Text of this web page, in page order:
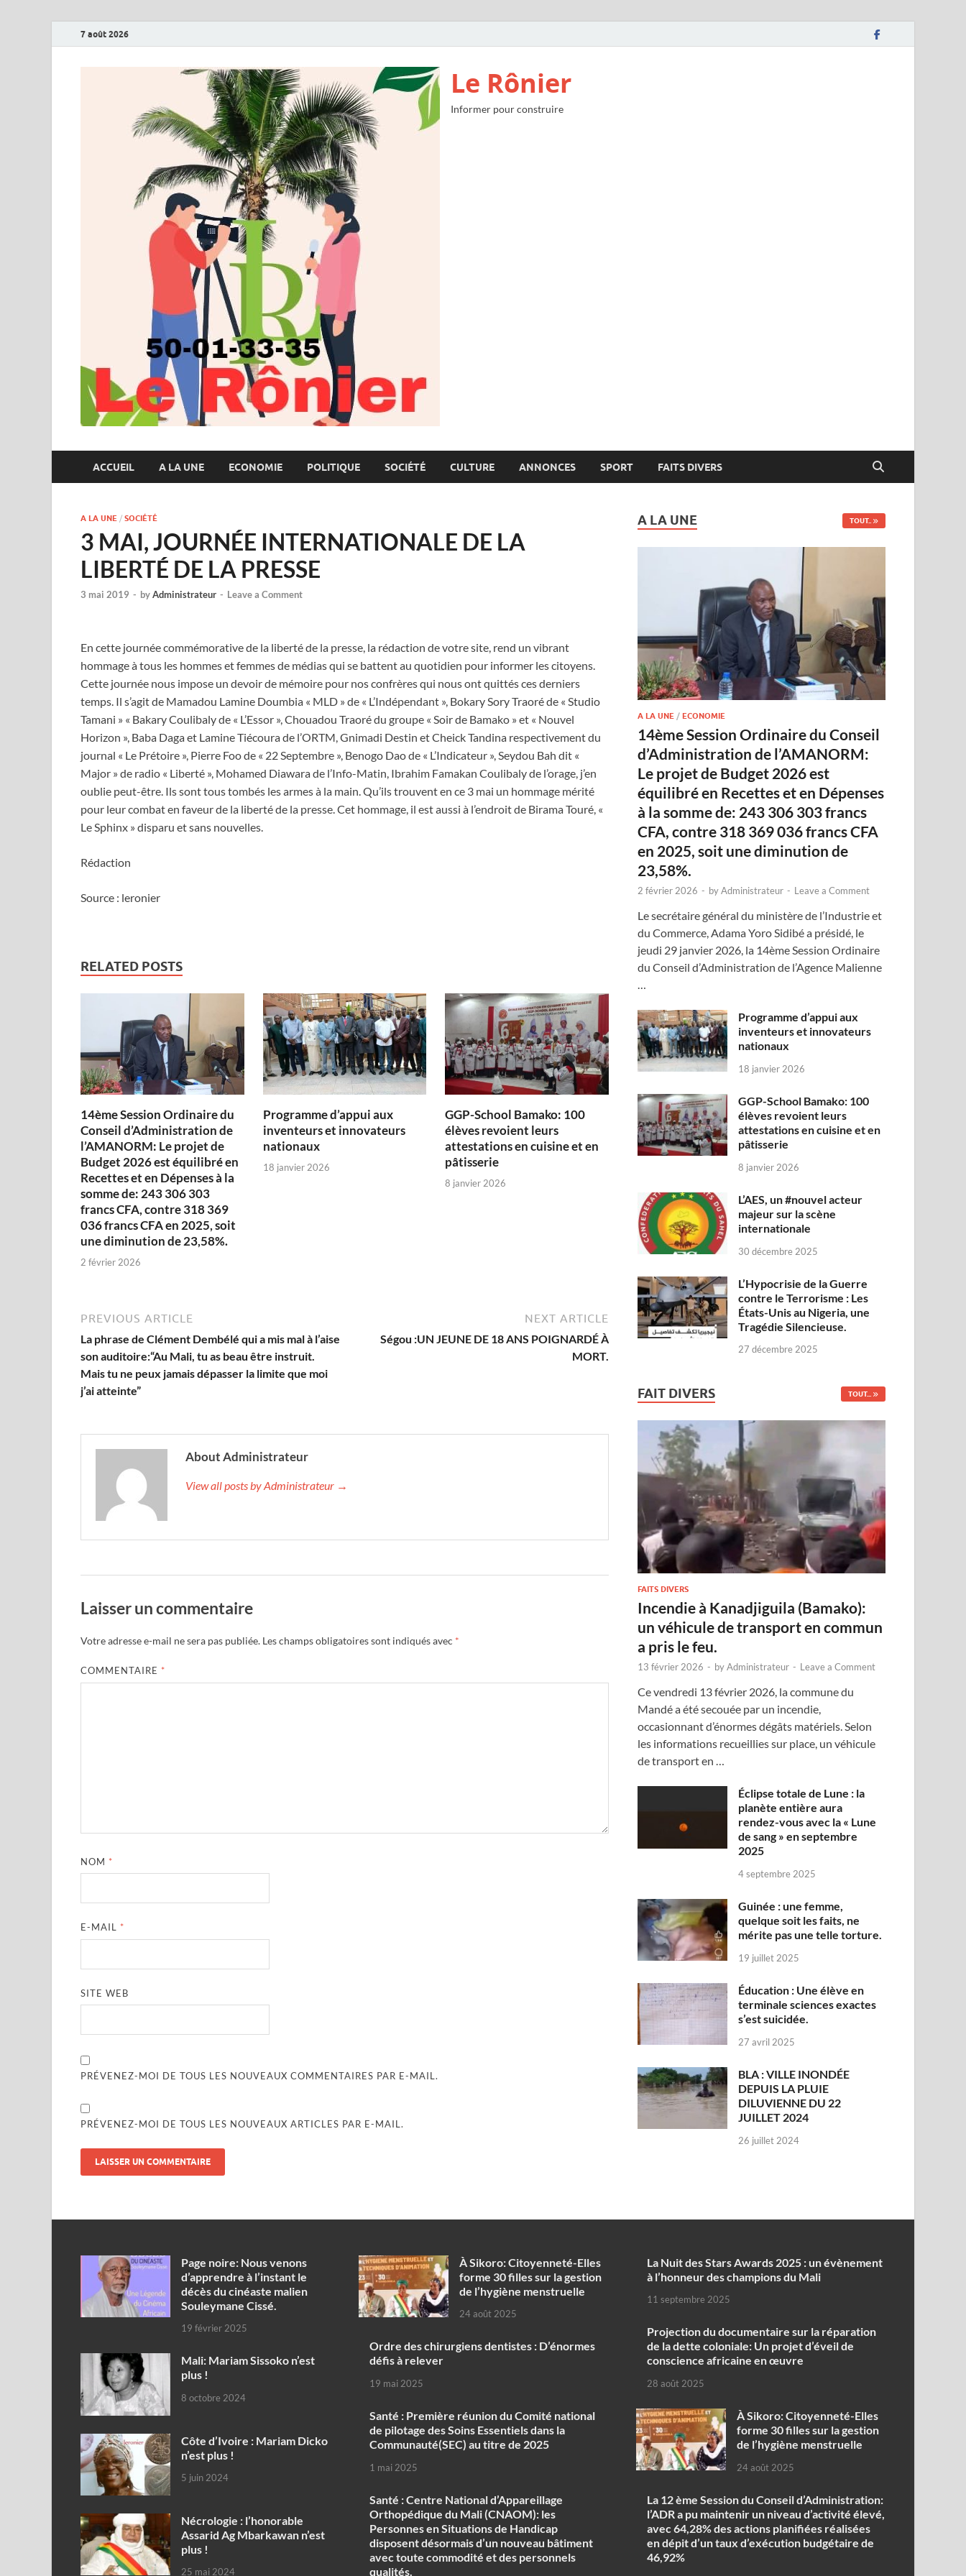
7 août 2026
Le Rônier
Informer pour construire
ACCUEIL A LA UNE ECONOMIE POLITIQUE SOCIÉTÉ CULTURE ANNONCES SPORT FAITS DIVERS
A LA UNE / SOCIÉTÉ
3 MAI, JOURNÉE INTERNATIONALE DE LA
LIBERTÉ DE LA PRESSE
3 mai 2019 - byAdministrateur - Leave a Comment
En cette journée commémorative de la liberté de la presse, la rédaction de votre site, rend un vibrant
hommage à tous les hommes et femmes de médias qui se battent au quotidien pour informer les citoyens.
Cette journée nous impose un devoir de mémoire pour nos confrères qui nous ont quittés ces derniers
temps. Il s’agit de Mamadou Lamine Doumbia « MLD » de « L’Indépendant », Bokary Sory Traoré de « Studio
Tamani » « Bakary Coulibaly de « L’Essor », Chouadou Traoré du groupe « Soir de Bamako » et « Nouvel
Horizon », Baba Daga et Lamine Tiécoura de l’ORTM, Gnimadi Destin et Cheick Tandina respectivement du
journal « Le Prétoire », Pierre Foo de « 22 Septembre », Benogo Dao de « L’Indicateur », Seydou Bah dit «
Major » de radio « Liberté », Mohamed Diawara de l’Info-Matin, Ibrahim Famakan Coulibaly de l’orage, j’en
oublie peut-être. Ils sont tous tombés les armes à la main. Qu’ils trouvent en ce 3 mai un hommage mérité
pour leur combat en faveur de la liberté de la presse. Cet hommage, il est aussi à l’endroit de Birama Touré, «
Le Sphinx » disparu et sans nouvelles.
Rédaction
Source : leronier
RELATED POSTS
14ème Session Ordinaire du
Conseil d’Administration de
l’AMANORM: Le projet de
Budget 2026 est équilibré en
Recettes et en Dépenses à la
somme de: 243 306 303
francs CFA, contre 318 369
036 francs CFA en 2025, soit
une diminution de 23,58%.
2 février 2026
Programme d’appui aux
inventeurs et innovateurs
nationaux
18 janvier 2026
GGP-School Bamako: 100
élèves revoient leurs
attestations en cuisine et en
pâtisserie
8 janvier 2026
PREVIOUS ARTICLE
La phrase de Clément Dembélé qui a mis mal à l’aise
son auditoire:“Au Mali, tu as beau être instruit.
Mais tu ne peux jamais dépasser la limite que moi
j’ai atteinte”
NEXT ARTICLE
Ségou :UN JEUNE DE 18 ANS POIGNARDÉ À
MORT.
About Administrateur
View all posts by Administrateur →
Laisser un commentaire
Votre adresse e-mail ne sera pas publiée. Les champs obligatoires sont indiqués avec *
COMMENTAIRE *
NOM *
E-MAIL *
SITE WEB
PRÉVENEZ-MOI DE TOUS LES NOUVEAUX COMMENTAIRES PAR E-MAIL.
PRÉVENEZ-MOI DE TOUS LES NOUVEAUX ARTICLES PAR E-MAIL.
A LA UNE TOUT..
A LA UNE /ECONOMIE
14ème Session Ordinaire du Conseil
d’Administration de l’AMANORM:
Le projet de Budget 2026 est
équilibré en Recettes et en Dépenses
à la somme de: 243 306 303 francs
CFA, contre 318 369 036 francs CFA
en 2025, soit une diminution de
23,58%.
2 février 2026 - byAdministrateur - Leave a Comment
Le secrétaire général du ministère de l’Industrie et
du Commerce, Adama Yoro Sidibé a présidé, le
jeudi 29 janvier 2026, la 14ème Session Ordinaire
du Conseil d’Administration de l’Agence Malienne
…
Programme d’appui aux
inventeurs et innovateurs
nationaux
18 janvier 2026
GGP-School Bamako: 100
élèves revoient leurs
attestations en cuisine et en
pâtisserie
8 janvier 2026
L’AES, un #nouvel acteur
majeur sur la scène
internationale
30 décembre 2025
L’Hypocrisie de la Guerre
contre le Terrorisme : Les
États-Unis au Nigeria, une
Tragédie Silencieuse.
27 décembre 2025
FAIT DIVERS TOUT...
FAITS DIVERS
Incendie à Kanadjiguila (Bamako):
un véhicule de transport en commun
a pris le feu.
13 février 2026 - byAdministrateur - Leave a Comment
Ce vendredi 13 février 2026, la commune du
Mandé a été secouée par un incendie,
occasionnant d’énormes dégâts matériels. Selon
les informations recueillies sur place, un véhicule
de transport en …
Éclipse totale de Lune : la
planète entière aura
rendez-vous avec la « Lune
de sang » en septembre
2025
4 septembre 2025
Guinée : une femme,
quelque soit les faits, ne
mérite pas une telle torture.
19 juillet 2025
Éducation : Une élève en
terminale sciences exactes
s’est suicidée.
27 avril 2025
BLA : VILLE INONDÉE
DEPUIS LA PLUIE
DILUVIENNE DU 22
JUILLET 2024
26 juillet 2024
Page noire: Nous venons
d’apprendre à l’instant le
décès du cinéaste malien
Souleymane Cissé.
19 février 2025
Mali: Mariam Sissoko n’est
plus !
8 octobre 2024
Côte d’Ivoire : Mariam Dicko
n’est plus !
5 juin 2024
Nécrologie : l’honorable
Assarid Ag Mbarkawan n’est
plus !
25 mai 2024
À Sikoro: Citoyenneté-Elles
forme 30 filles sur la gestion
de l’hygiène menstruelle
24 août 2025
Ordre des chirurgiens dentistes : D’énormes
défis à relever
19 mai 2025
Santé : Première réunion du Comité national
de pilotage des Soins Essentiels dans la
Communauté(SEC) au titre de 2025
1 mai 2025
Santé : Centre National d’Appareillage
Orthopédique du Mali (CNAOM): les
Personnes en Situations de Handicap
disposent désormais d’un nouveau bâtiment
avec toute commodité et des personnels
qualités.
‎La Nuit des Stars Awards 2025 : un évènement
à l’honneur des champions du Mali
11 septembre 2025
Projection du documentaire sur la réparation
de la dette coloniale: Un projet d’éveil de
conscience africaine en œuvre‎
28 août 2025
À Sikoro: Citoyenneté-Elles
forme 30 filles sur la gestion
de l’hygiène menstruelle
24 août 2025
La 12 ème Session du Conseil d’Administration:
l’ADR a pu maintenir un niveau d’activité élevé,
avec 64,28% des actions planifiées réalisées
en dépit d’un taux d’exécution budgétaire de
46,92%